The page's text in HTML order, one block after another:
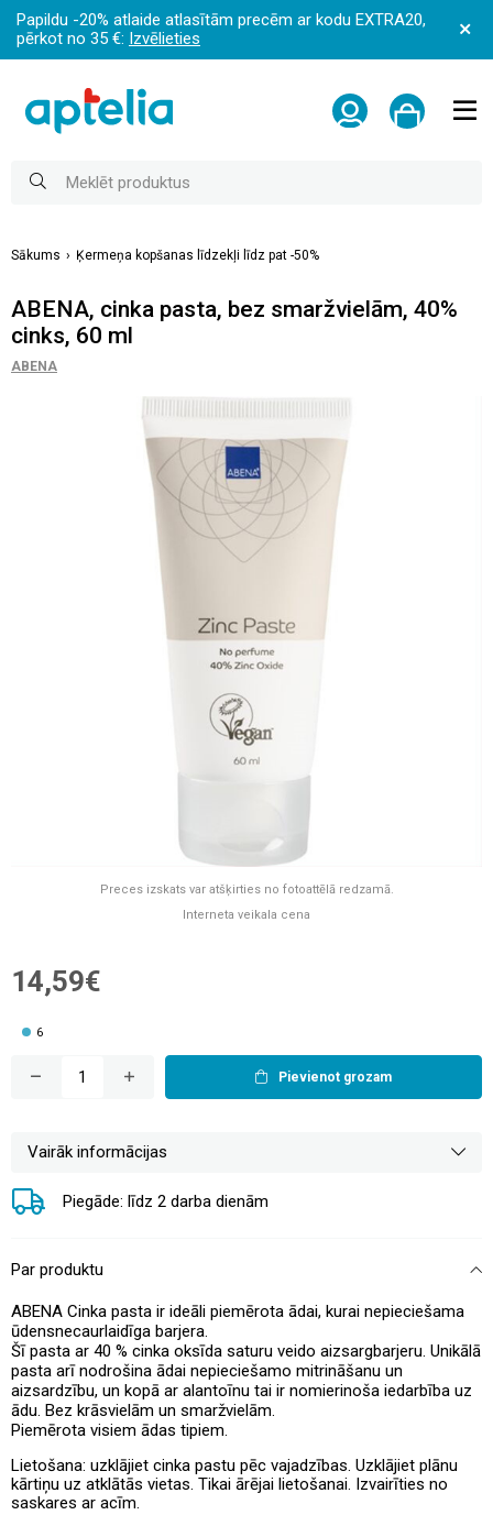
Papildu -20% atlaide atlasītām precēm ar kodu EXTRA20,
pērkot no 35 €: Izvēlieties
Sākums Ķermeņa kopšanas līdzekļi līdz pat -50%
ABENA, cinka pasta, bez smaržvielām, 40%
cinks, 60 ml
ABENA
Preces izskats var atšķirties no fotoattēlā redzamā.
Interneta veikala cena
14,59€
6
Pievienot grozam
Vairāk informācijas
Piegāde: līdz 2 darba dienām
Par produktu
ABENA Cinka pasta ir ideāli piemērota ādai, kurai nepieciešama
ūdensnecaurlaidīga barjera.
Šī pasta ar 40 % cinka oksīda saturu veido aizsargbarjeru. Unikālā
pasta arī nodrošina ādai nepieciešamo mitrināšanu un
aizsardzību, un kopā ar alantoīnu tai ir nomierinoša iedarbība uz
ādu. Bez krāsvielām un smaržvielām.
Piemērota visiem ādas tipiem.
Lietošana: uzklājiet cinka pastu pēc vajadzības. Uzklājiet plānu
kārtiņu uz atklātās vietas. Tikai ārējai lietošanai. Izvairīties no
saskares ar acīm.